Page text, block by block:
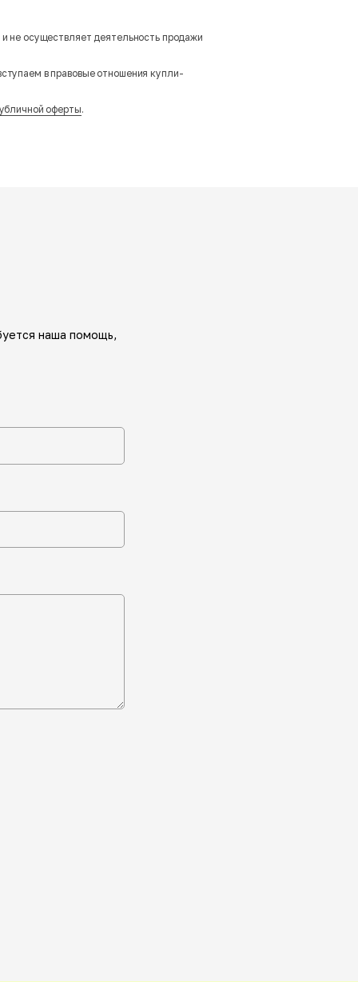
не осуществляет деятельность продажи
в правовые отношения купли-
оферты.
наша помощь,